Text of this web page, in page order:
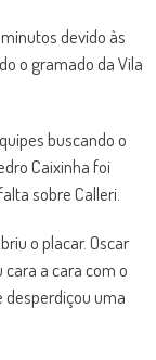
devido às
o gramado da Vila
buscando o
Caixinha foi
sobre Calleri.
o placar. Oscar
cara a cara com o
desperdiçou uma